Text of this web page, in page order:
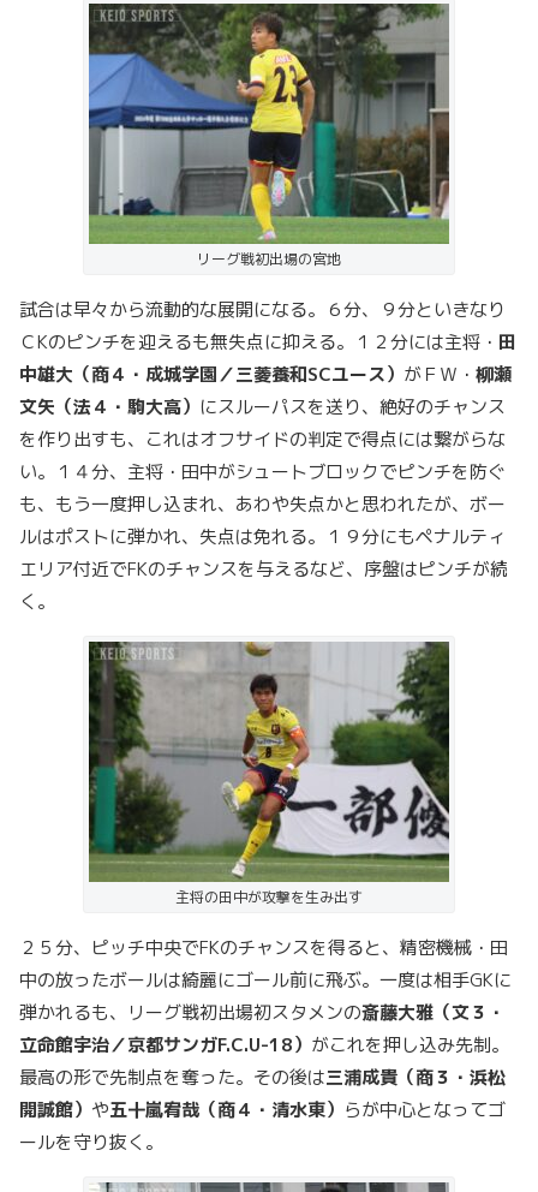
リーグ戦初出場の宮地
試合は早々から流動的な展開になる。６分、９分といきなり
ＣKのピンチを迎えるも無失点に抑える。１２分には主将・ 田
中雄大（商４・成城学園／三菱養和SCユース） がＦＷ・ 柳瀬
文矢（法４・駒大高） にスルーパスを送り、絶好のチャンス
を作り出すも、これはオフサイドの判定で得点には繋がらな
い。１４分、主将・田中がシュートブロックでピンチを防ぐ
も、もう一度押し込まれ、あわや失点かと思われたが、ボー
ルはポストに弾かれ、失点は免れる。１９分にもペナルティ
エリア付近でFKのチャンスを与えるなど、序盤はピンチが続
く。
主将の田中が攻撃を生み出す
２５分、ピッチ中央でFKのチャンスを得ると、精密機械・田
中の放ったボールは綺麗にゴール前に飛ぶ。一度は相手GKに
弾かれるも、リーグ戦初出場初スタメンの斎藤大雅（文３・
立命館宇治／京都サンガF.C.U-18） がこれを押し込み先制。
最高の形で先制点を奪った。その後は三浦成貴（商３・浜松
開誠館） や五十嵐宥哉（商４・清水東） らが中心となってゴ
ールを守り抜く。